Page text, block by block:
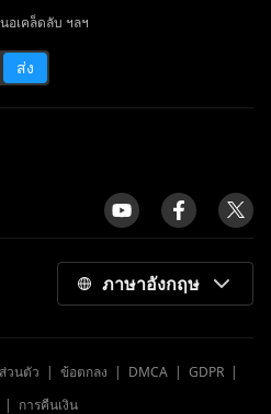
เคล็ดลับ ฯลฯ
ส่ง
ภาษาอังกฤษ
วนตัว | ข้อตกลง | DMCA| GDPR|
การคืนเงิน